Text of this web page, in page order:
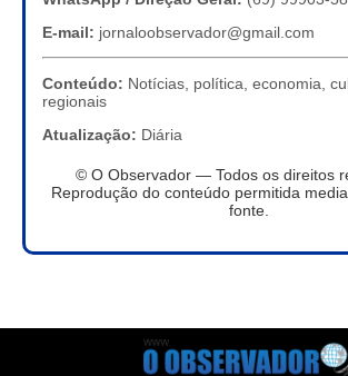
E-mail: jornaloobservador@gmail.com
Conteúdo: Notícias, política, economia,
regionais
Atualização: Diária
© O Observador — Todos os direitos
Reprodução do conteúdo permitida
fonte.